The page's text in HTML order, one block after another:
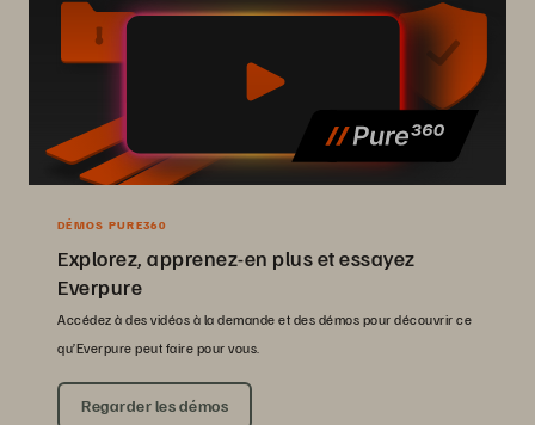
DÉMOS PURE360
Explorez, apprenez-en plus et essayez
Everpure
Accédez à des vidéos à la demande et des démos pour découvrir ce
qu’Everpure peut faire pour vous.
Regarder les démos